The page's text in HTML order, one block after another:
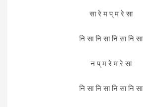
सा रे म प् म रे सा
नि सा नि सा नि सा नि सा
न प् म रे म रे सा
नि सा नि सा नि सा नि सा